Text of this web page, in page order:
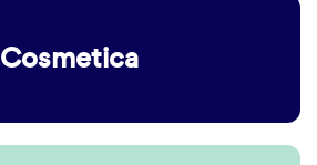
Cosmetica